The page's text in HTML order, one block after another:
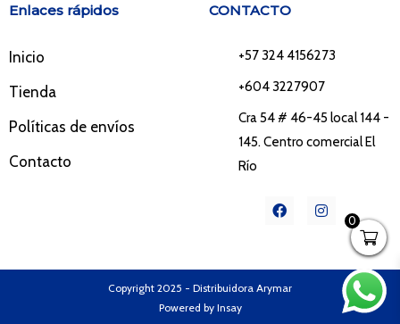
Enlaces rápidos
Inicio
Tienda
Políticas de envíos
Contacto
CONTACTO
+57 324 4156273
+604 3227907
Cra 54 # 46-45 local 144 -
145. Centro comercial El
Río
F
a
o
o
I
n
g
Copyright 2025 - Distribuidora Arymar
Powered by Insay
0